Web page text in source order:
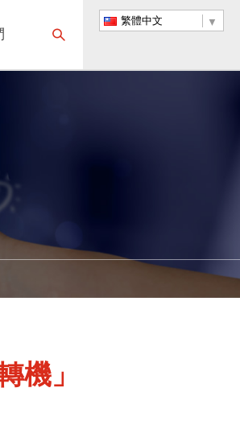
繁體中文
機」